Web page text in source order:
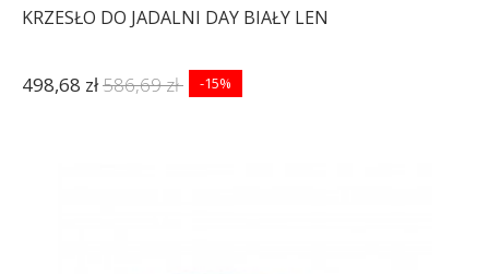
KRZESŁO DO JADALNI DAY BIAŁY LEN
498,68 zł586,69 zł -15%